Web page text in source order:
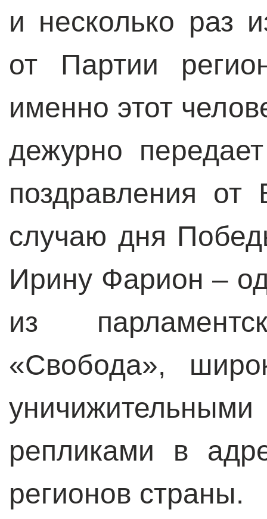
и несколько раз
от Партии
именно этот
дежурно
поздравления от
случаю дня
Ирину Фарион –
из
«Свобода»,
репликами в
регионов страны.